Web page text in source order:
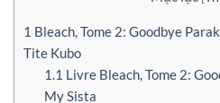
1 Bleach, Tome 2: Goodbye
Tite Kubo
1.1 Livre Bleach, Tome 2:
My Sista